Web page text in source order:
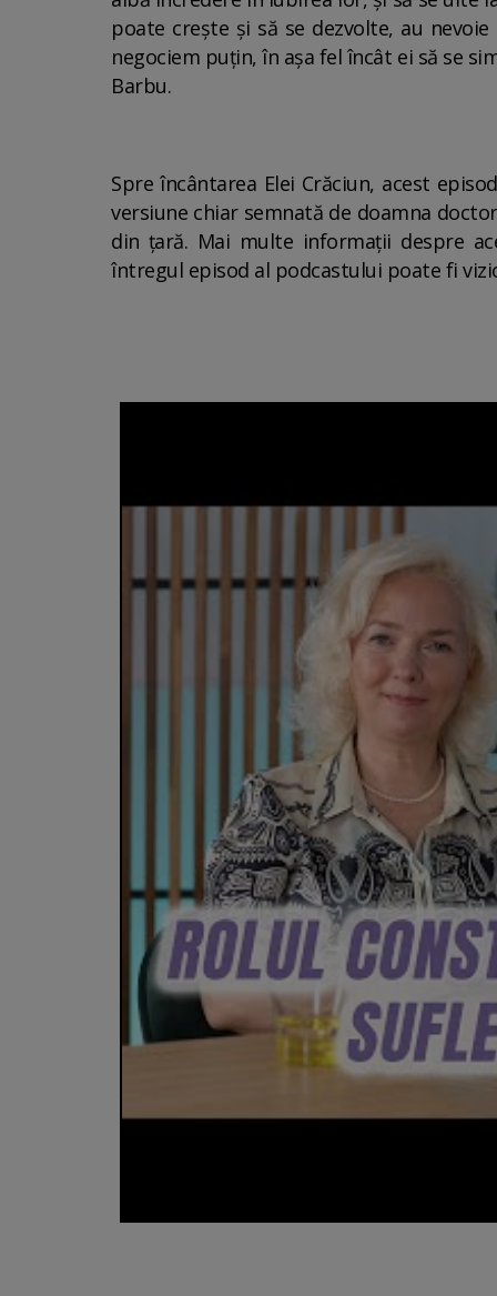
poate crește și să se dezvolte, au
negociem puțin, în așa fel încât ei să se
Barbu.
Spre încântarea Elei Crăciun, acest
versiune chiar semnată de doamna
din țară. Mai multe informații despre
întregul episod al podcastului poate fi